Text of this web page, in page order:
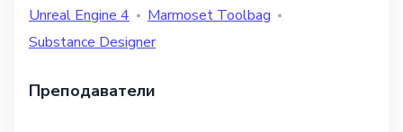
Unreal Engine 4
Marmoset Toolbag
Substance Designer
Преподаватели